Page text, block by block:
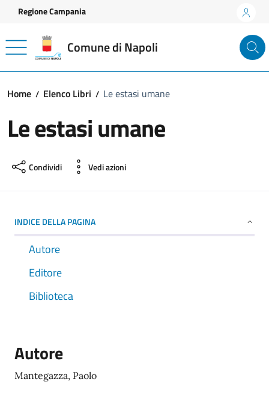
Vai ai contenuti
Vai al footer
Regione Campania
Comune di Napoli
Home Elenco Libri Le estasi umane
Le estasi umane
Condividi Vedi azioni
INDICE DELLA PAGINA
Autore
Editore
Biblioteca
Autore
Mantegazza, Paolo